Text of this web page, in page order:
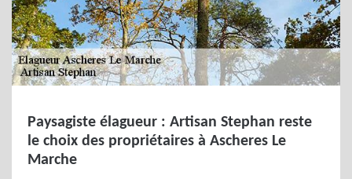
Paysagiste élagueur : Artisan Stephan reste
le choix des propriétaires à Ascheres Le
Marche